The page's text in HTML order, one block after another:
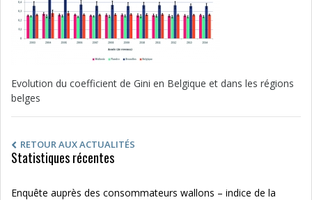
Evolution du coefficient de Gini en Belgique et dans les régions
belges
RETOUR AUX ACTUALITÉS
Statistiques récentes
Enquête auprès des consommateurs wallons – indice de la